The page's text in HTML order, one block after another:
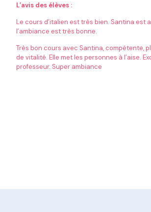
L’avis des élèves :
Le cours d’italien est très bien. Santina est
l’ambiance est très bonne.
Très bon cours avec Santina, compétente,
de vitalité. Elle met les personnes à l’aise.
professeur. Super ambiance